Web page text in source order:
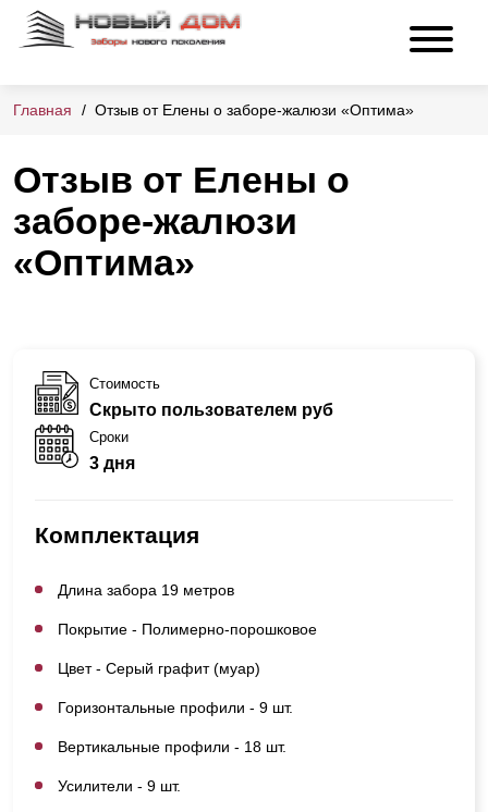
Главная Отзыв от Елены о заборе-жалюзи «Оптима»
Отзыв от Елены о
заборе-жалюзи
«Оптима»
Стоимость
Скрыто пользователем руб
Сроки
3 дня
Комплектация
Длина забора 19 метров
Покрытие - Полимерно-порошковое
Цвет - Серый графит (муар)
Горизонтальные профили - 9 шт.
Вертикальные профили - 18 шт.
Усилители - 9 шт.